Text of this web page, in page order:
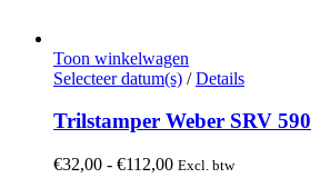
Toon winkelwagen
Selecteer datum(s) Dit
heeft
variaties.
/ Details
Trilstamper Weber SRV 590
€32,00 - €112,00Prijsklasse:
Excl. btw